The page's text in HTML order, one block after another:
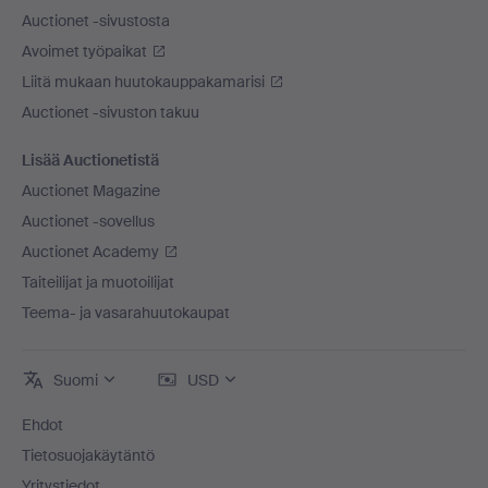
Auctionet -sivustosta
Avoimet työpaikat
Liitä mukaan huutokauppakamarisi
Auctionet -sivuston takuu
Lisää Auctionetistä
Auctionet Magazine
Auctionet -sovellus
Auctionet Academy
Taiteilijat ja muotoilijat
Teema- ja vasarahuutokaupat
Suomi USD
Ehdot
Tietosuojakäytäntö